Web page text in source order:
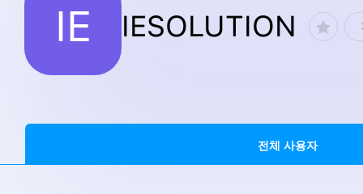
IE IESOLUTION
전체 사용자